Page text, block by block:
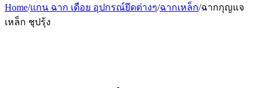
Home/แกน ฉาก เดือย อุปกรณ์ยึดต่างๆ/ฉากเหล็ก/ฉากกุญแจ
เหล็ก ชุปรุ้ง